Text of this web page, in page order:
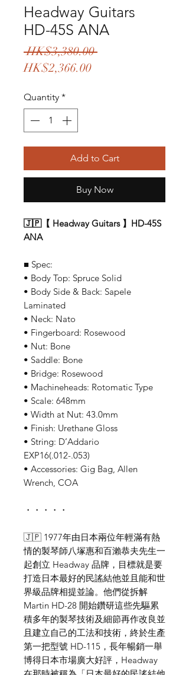
Headway Guitars
HD-45S ANA
HK$3,380.00 Regular
HK$2,366.00Sale
Quantity *
Add to Cart
Buy Now
🇯🇵【 Headway Guitars 】HD-45S
ANA
■ Spec:
• Body Top: Spruce Solid
• Body Side & Back: Sapele
Laminated
• Neck: Nato
• Fingerboard: Rosewood
• Nut: Bone
• Saddle: Bone
• Bridge: Rosewood
• Machineheads: Rotomatic Type
• Scale: 648mm
• Width at Nut: 43.0mm
• Finish: Urethane Gloss
• String: D’Addario
EXP16(.012-.053)
• Accessories: Gig Bag, Allen
Wrench, COA
・・・・・
🇯🇵 1977年由日本兩位年輕滿有熱
情的製琴師八塚惠和百瀨恭夫先生一
起創立 Headway 品牌，目標就是要
打造日本最好的民謠結他並且能和世
界級品牌相提並論。他們從拆解
Martin HD-28 開始鑽研這些先驅累
積多年的製琴技術及細節再作改良並
且建立自己的工法和技術，終於生產
第一把型號 HD-115，長年暢銷一舉
博得日本市場廣大好評，Headway